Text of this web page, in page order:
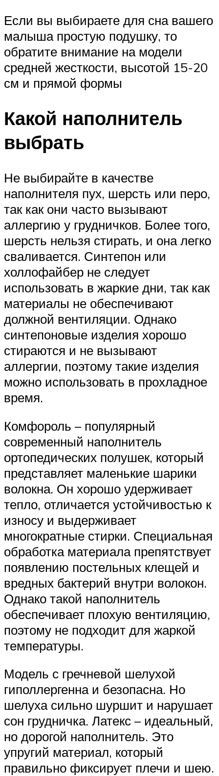
Если вы выбираете для сна вашего
малыша простую подушку, то
обратите внимание на модели
средней жесткости, высотой 15-20
см и прямой формы
Какой наполнитель
выбрать
Не выбирайте в качестве
наполнителя пух, шерсть или перо,
так как они часто вызывают
аллергию у грудничков. Более того,
шерсть нельзя стирать, и она легко
сваливается. Синтепон или
холлофайбер не следует
использовать в жаркие дни, так как
материалы не обеспечивают
должной вентиляции. Однако
синтепоновые изделия хорошо
стираются и не вызывают
аллергии, поэтому такие изделия
можно использовать в прохладное
время.
Комфороль – популярный
современный наполнитель
ортопедических полушек, который
представляет маленькие шарики
волокна. Он хорошо удерживает
тепло, отличается устойчивостью к
износу и выдерживает
многократные стирки. Специальная
обработка материала препятствует
появлению постельных клещей и
вредных бактерий внутри волокон.
Однако такой наполнитель
обеспечивает плохую вентиляцию,
поэтому не подходит для жаркой
температуры.
Модель с гречневой шелухой
гиполлергенна и безопасна. Но
шелуха сильно шуршит и нарушает
сон грудничка. Латекс – идеальный,
но дорогой наполнитель. Это
упругий материал, который
правильно фиксирует плечи и шею.